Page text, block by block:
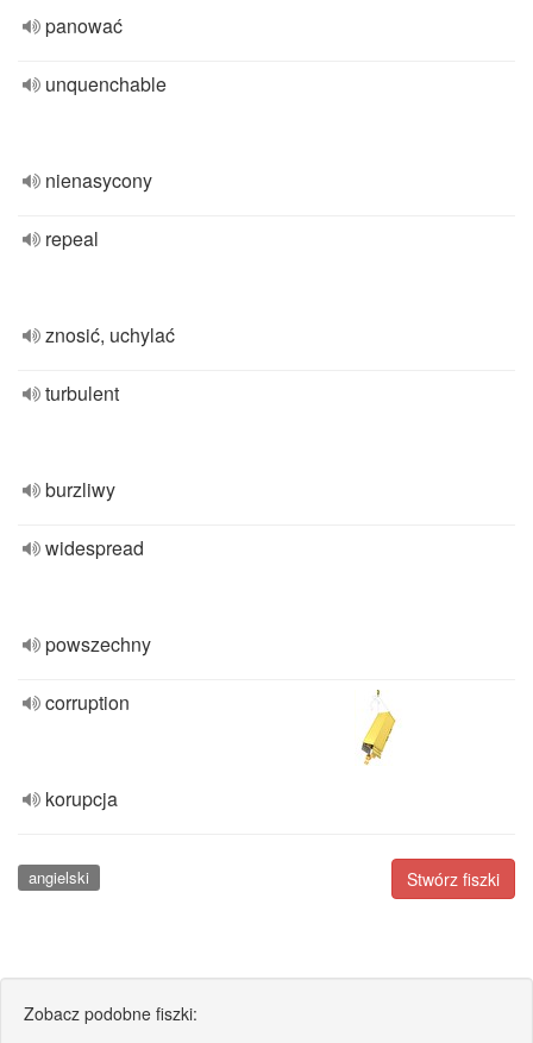
panować
unquenchable
nienasycony
repeal
znosić, uchylać
turbulent
burzliwy
widespread
powszechny
corruption
korupcja
Stwórz fiszki
angielski
Zobacz podobne fiszki: